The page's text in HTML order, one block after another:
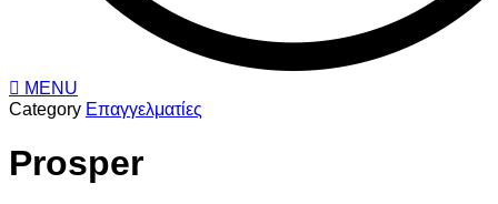
MENU
Category Επαγγελματίες
Prosper